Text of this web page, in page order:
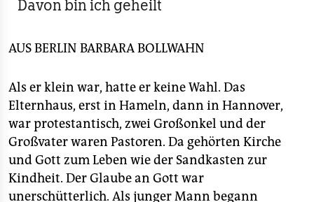
verlag
shop
fragen & hilfe
unterstützen
abo
Davon bin ich geheilt
AUS BERLIN BARBARA BOLLWAHN
Als er klein war, hatte er keine Wahl. Das
Elternhaus, erst in Hameln, dann in Hannover,
war protestantisch, zwei Großonkel und der
Großvater waren Pastoren. Da gehörten Kirche
und Gott zum Leben wie der Sandkasten zur
Kindheit. Der Glaube an Gott war
unerschütterlich. Als junger Mann begann